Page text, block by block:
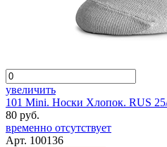
увеличить
101 Mini. Носки Хлопок. RUS
80 руб.
временно отсутствует
Арт. 100136